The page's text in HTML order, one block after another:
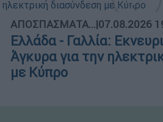
ΑΠΟΣΠΑΣΜΑΤΑ...|07.08.2026
Ελλάδα - Γαλλία:
Άγκυρα για την
με Κύπρο